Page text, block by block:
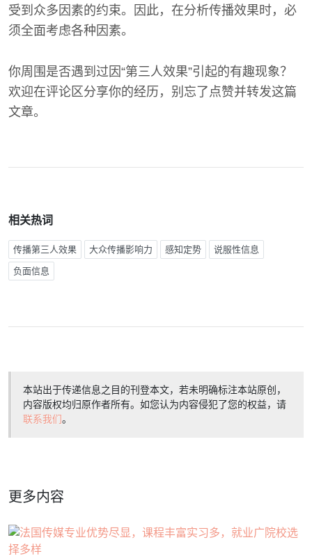
受到众多因素的约束。因此，在分析传播效果时，必
须全面考虑各种因素。
你周围是否遇到过因“第三人效果”引起的有趣现象？
欢迎在评论区分享你的经历，别忘了点赞并转发这篇
文章。
相关热词
传播第三人效果 大众传播影响力 感知定势 说服性信息
负面信息
本站出于传递信息之目的刊登本文，若未明确标注本站原创，
内容版权均归原作者所有。如您认为内容侵犯了您的权益，请
联系我们。
更多内容